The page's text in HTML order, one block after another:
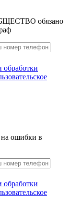
обязано
обработки
ошибки в
обработки